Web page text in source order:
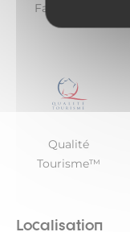
Famille plus
Qualité
Tourisme™
Localisation